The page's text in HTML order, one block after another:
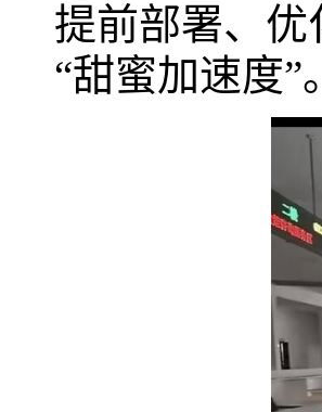
提前部署、
“甜蜜加速度”。